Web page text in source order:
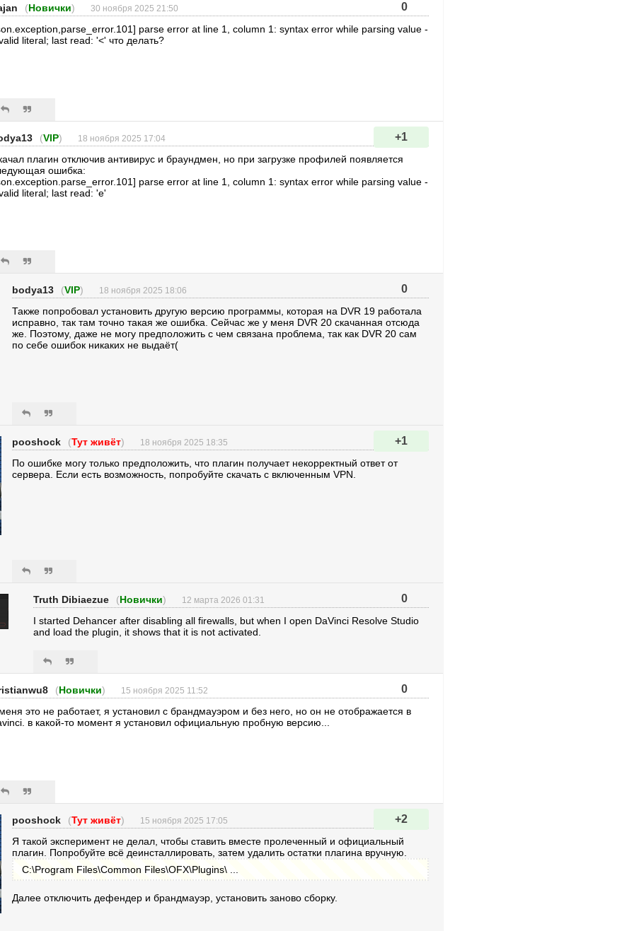
(Новички) 30 ноября 2025 21:50 0
parse error at line 1, column 1: syntax error while parsing value -
literal; last read: '<' что делать?
(VIP) 18 ноября 2025 17:04 +1
плагин отключив антивирус и браундмен, но при загрузке профилей появляется
ошибка:
parse error at line 1, column 1: syntax error while parsing value -
literal; last read: 'e'
bodya13 (VIP) 18 ноября 2025 18:06 0
Также попробовал установить другую версию программы, которая на DVR 19 работала
исправно, так там точно такая же ошибка. Сейчас же у меня DVR 20 скачанная отсюда
же. Поэтому, даже не могу предположить с чем связана проблема, так как DVR 20 сам
по себе ошибок никаких не выдаёт(
pooshock (Тут живёт) 18 ноября 2025 18:35 +1
По ошибке могу только предположить, что плагин получает некорректный ответ от
сервера. Если есть возможность, попробуйте скачать с включенным VPN.
Truth Dibiaezue (Новички) 12 марта 2026 01:31 0
I started Dehancer after disabling all firewalls, but when I open DaVinci Resolve Studio
and load the plugin, it shows that it is not activated.
(Новички) 15 ноября 2025 11:52 0
это не работает, я установил с брандмауэром и без него, но он не отображается в
в какой-то момент я установил официальную пробную версию...
pooshock (Тут живёт) 15 ноября 2025 17:05 +2
Я такой эксперимент не делал, чтобы ставить вместе пролеченный и официальный
плагин. Попробуйте всё деинсталлировать, затем удалить остатки плагина вручную.
C:\Program Files\Common Files\OFX\Plugins\ ...
Далее отключить дефендер и брандмауэр, установить заново сборку.